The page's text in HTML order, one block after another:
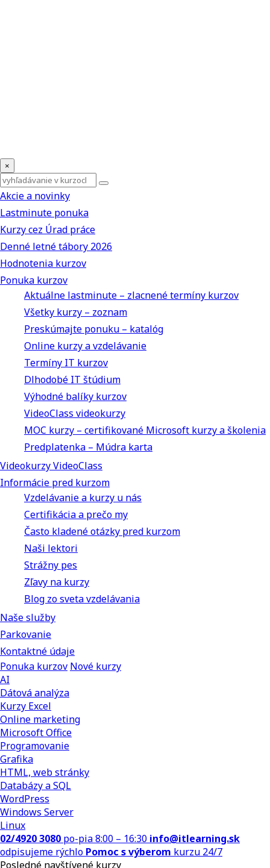
×
Akcie a novinky
Lastminute ponuka
Kurzy cez Úrad práce
Denné letné tábory 2026
Hodnotenia kurzov
Ponuka kurzov
Aktuálne lastminute – zlacnené termíny kurzov
Všetky kurzy – zoznam
Preskúmajte ponuku – katalóg
Online kurzy a vzdelávanie
Termíny IT kurzov
Dlhodobé IT štúdium
Výhodné balíky kurzov
VideoClass videokurzy
MOC kurzy – certifikované Microsoft kurzy a školenia
Predplatenka – Múdra karta
Videokurzy VideoClass
Informácie pred kurzom
Vzdelávanie a kurzy u nás
Certifikácia a prečo my
Často kladené otázky pred kurzom
Naši lektori
Strážny pes
Zľavy na kurzy
Blog zo sveta vzdelávania
Naše služby
Parkovanie
Kontaktné údaje
Ponuka kurzov Nové kurzy
AI
Dátová analýza
Kurzy Excel
Online marketing
Microsoft Office
Programovanie
Grafika
HTML, web stránky
Databázy a SQL
WordPress
Windows Server
Linux
02/4920 3080 po-pia 8:00 – 16:30 info@itlearning.sk
odpisujeme rýchlo Pomoc s výberom kurzu 24/7
Posledné navštívené kurzy